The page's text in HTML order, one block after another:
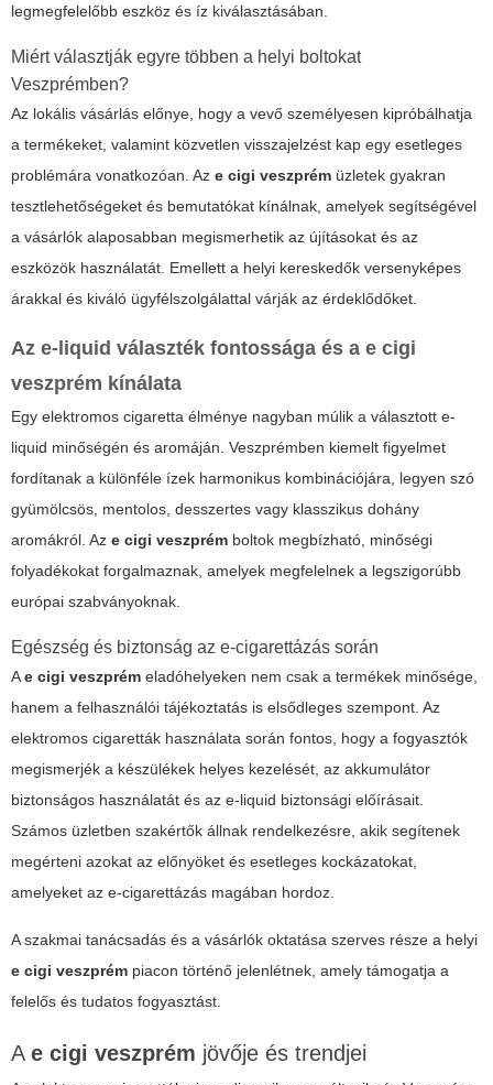
legmegfelelőbb eszköz és íz kiválasztásában.
Miért választják egyre többen a helyi boltokat
Veszprémben?
Az lokális vásárlás előnye, hogy a vevő személyesen kipróbálhatja
a termékeket, valamint közvetlen visszajelzést kap egy esetleges
problémára vonatkozóan. Az e cigi veszprém üzletek gyakran
tesztlehetőségeket és bemutatókat kínálnak, amelyek segítségével
a vásárlók alaposabban megismerhetik az újításokat és az
eszközök használatát. Emellett a helyi kereskedők versenyképes
árakkal és kiváló ügyfélszolgálattal várják az érdeklődőket.
Az e-liquid választék fontossága és a e cigi
veszprém kínálata
Egy elektromos cigaretta élménye nagyban múlik a választott e-
liquid minőségén és aromáján. Veszprémben kiemelt figyelmet
fordítanak a különféle ízek harmonikus kombinációjára, legyen szó
gyümölcsös, mentolos, desszertes vagy klasszikus dohány
aromákról. Az e cigi veszprém boltok megbízható, minőségi
folyadékokat forgalmaznak, amelyek megfelelnek a legszigorúbb
európai szabványoknak.
Egészség és biztonság az e-cigarettázás során
Ae cigi veszprém eladóhelyeken nem csak a termékek minősége,
hanem a felhasználói tájékoztatás is elsődleges szempont. Az
elektromos cigaretták használata során fontos, hogy a fogyasztók
megismerjék a készülékek helyes kezelését, az akkumulátor
biztonságos használatát és az e-liquid biztonsági előírásait.
Számos üzletben szakértők állnak rendelkezésre, akik segítenek
megérteni azokat az előnyöket és esetleges kockázatokat,
amelyeket az e-cigarettázás magában hordoz.
A szakmai tanácsadás és a vásárlók oktatása szerves része a helyi
e cigi veszprém piacon történő jelenlétnek, amely támogatja a
felelős és tudatos fogyasztást.
A e cigi veszprém jövője és trendjei